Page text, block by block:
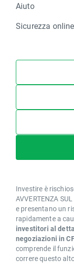
Aiuto
Sicurezza online
Investire è
AVVERTENZA
e presentano un
rapidamente a
investitori al
negoziazioni in
comprende il
correre questo